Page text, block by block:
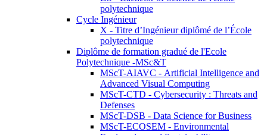
polytechnique
Cycle Ingénieur
X - Titre d’Ingénieur diplômé de l’École
polytechnique
Diplôme de formation gradué de l'Ecole
Polytechnique -MSc&T
MScT-AIAVC - Artificial Intelligence and
Advanced Visual Computing
MScT-CTD - Cybersecurity : Threats and
Defenses
MScT-DSB - Data Science for Business
MScT-ECOSEM - Environmental